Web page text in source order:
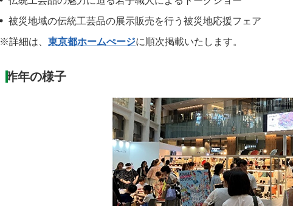
被災地域の伝統工芸品の展示販売を行う被災地応援フェア
※詳細は、 東京都ホームぺージに順次掲載いたします。
昨年の様子